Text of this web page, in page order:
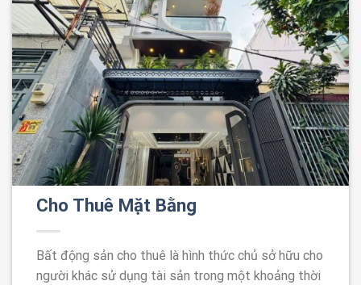
Cho Thuê Mặt Bằng
Bất động sản cho thuê là hình thức chủ sở hữu cho
người khác sử dụng tài sản trong một khoảng thời